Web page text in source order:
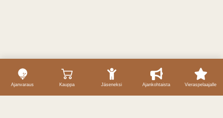
Ajanvaraus Kauppa Jäseneksi Ajankohtaista Vieraspelaajalle